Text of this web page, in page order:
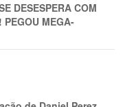
DESESPERA COM
MEGA-